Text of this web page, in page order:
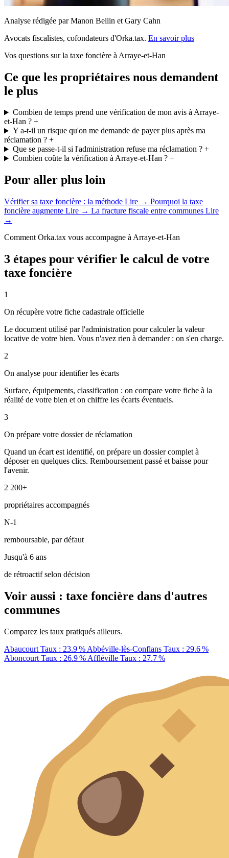
Analyse rédigée par Manon Bellin et Gary Cahn
Avocats fiscalistes, cofondateurs d'Orka.tax. En savoir plus
Vos questions sur la taxe foncière à Arraye-et-Han
Ce que les propriétaires nous demandent
le plus
Combien de temps prend une vérification de mon avis à Arraye-
et-Han ? +
Y a-t-il un risque qu'on me demande de payer plus après ma
réclamation ? +
Que se passe-t-il si l'administration refuse ma réclamation ?+
Combien coûte la vérification à Arraye-et-Han ?+
Pour aller plus loin
Vérifier sa taxe foncière : la méthode Lire → Pourquoi la taxe
foncière augmente Lire → La fracture fiscale entre communes Lire
→
Comment Orka.tax vous accompagne à Arraye-et-Han
3 étapes pour vérifier le calcul de votre
taxe foncière
1
On récupère votre fiche cadastrale officielle
Le document utilisé par l'administration pour calculer la valeur
locative de votre bien. Vous n'avez rien à demander : on s'en charge.
2
On analyse pour identifier les écarts
Surface, équipements, classification : on compare votre fiche à la
réalité de votre bien et on chiffre les écarts éventuels.
3
On prépare votre dossier de réclamation
Quand un écart est identifié, on prépare un dossier complet à
déposer en quelques clics. Remboursement passé et baisse pour
l'avenir.
2 200+
propriétaires accompagnés
N-1
remboursable, par défaut
Jusqu'à 6 ans
de rétroactif selon décision
Voir aussi : taxe foncière dans d'autres
communes
Comparez les taux pratiqués ailleurs.
Abaucourt Taux : 23.9 % Abbéville-lès-Conflans Taux : 29.6 %
Aboncourt Taux : 26.9 % Affléville Taux : 27.7 %